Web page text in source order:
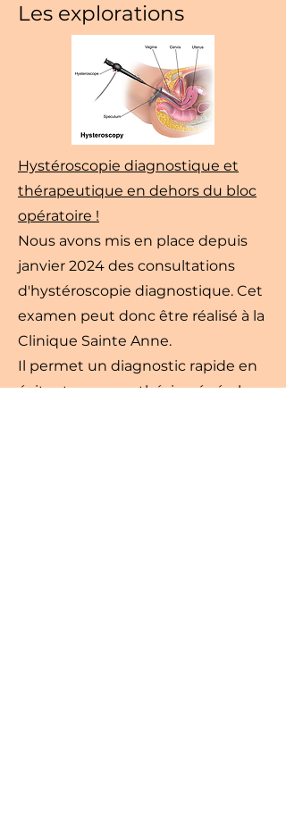
Les explorations
Hystéroscopie diagnostique et
thérapeutique en dehors du bloc
opératoire !
Nous avons mis en place depuis
janvier 2024 des consultations
d'hystéroscopie diagnostique. Cet
examen peut donc être réalisé à la
Clinique Sainte Anne.
Il permet un diagnostic rapide en
évitant une anesthésie générale,